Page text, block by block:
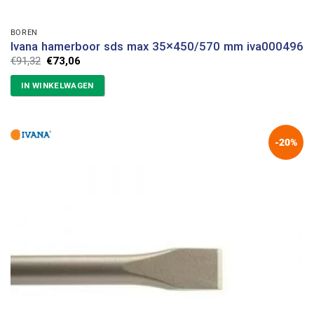
BOREN
Ivana hamerboor sds max 35×450/570 mm iva000496
€91,32 Oorspronkelijke
was:
€91,32.
€73,06Huidige
is:
€73,06.
IN WINKELWAGEN
-20%